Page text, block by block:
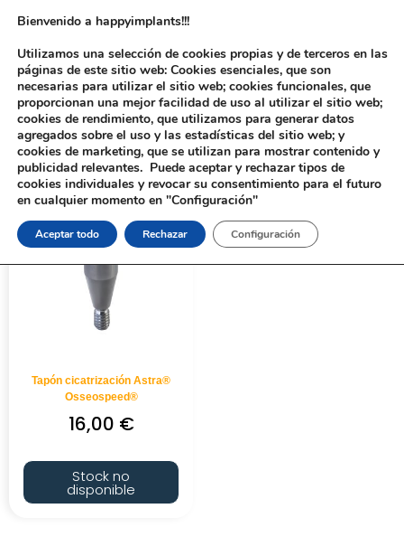
Inicio/ Productos etiquetados “439-2”
Tapón cicatrización Astra®
Osseospeed®
16,00 €
Stock no
disponible
Bienvenido a happyimplants!!!
Utilizamos una selección de cookies propias y de terceros en las
páginas de este sitio web: Cookies esenciales, que son
necesarias para utilizar el sitio web; cookies funcionales, que
proporcionan una mejor facilidad de uso al utilizar el sitio web;
cookies de rendimiento, que utilizamos para generar datos
agregados sobre el uso y las estadísticas del sitio web; y
cookies de marketing, que se utilizan para mostrar contenido y
publicidad relevantes. Puede aceptar y rechazar tipos de
cookies individuales y revocar su consentimiento para el futuro
en cualquier momento en "Configuración"
Aceptar todo Rechazar Configuración